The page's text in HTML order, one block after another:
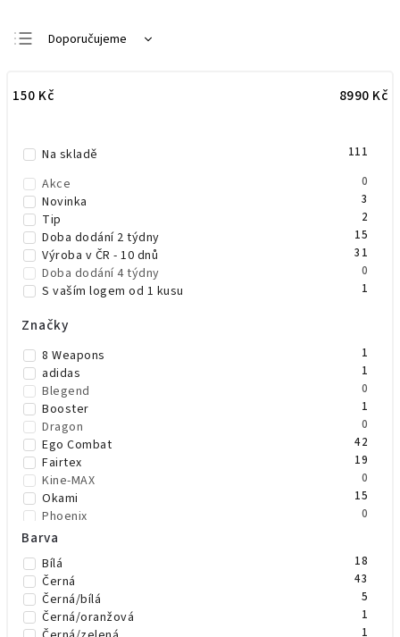
Doporučujeme
Nejdražší
Abecedně
150 Kč 8990 Kč
Na skladě 111
Akce 0
Novinka 3
Tip 2
Doba dodání 2 týdny 15
Výroba v ČR - 10 dnů 31
Doba dodání 4 týdny 0
S vaším logem od 1 kusu 1
Značky
8 Weapons 1
adidas 1
Blegend 0
Booster 1
Dragon 0
Ego Combat 42
Fairtex 19
Kine-MAX 0
Okami 15
Phoenix 0
Rival
Tatamix 0
Top King Boxing 12
Tuff 14
TWINS 3
Barva
Bílá 18
Černá 43
Černá/bílá 5
Černá/oranžová 1
1